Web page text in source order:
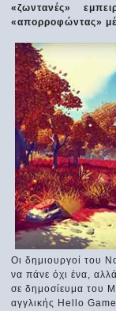
«ζωντανές»
«απορροφώντας»
Οι δημιουργοί του
να πάνε όχι ένα,
σε δημοσίευμα του
αγγλικής Hello